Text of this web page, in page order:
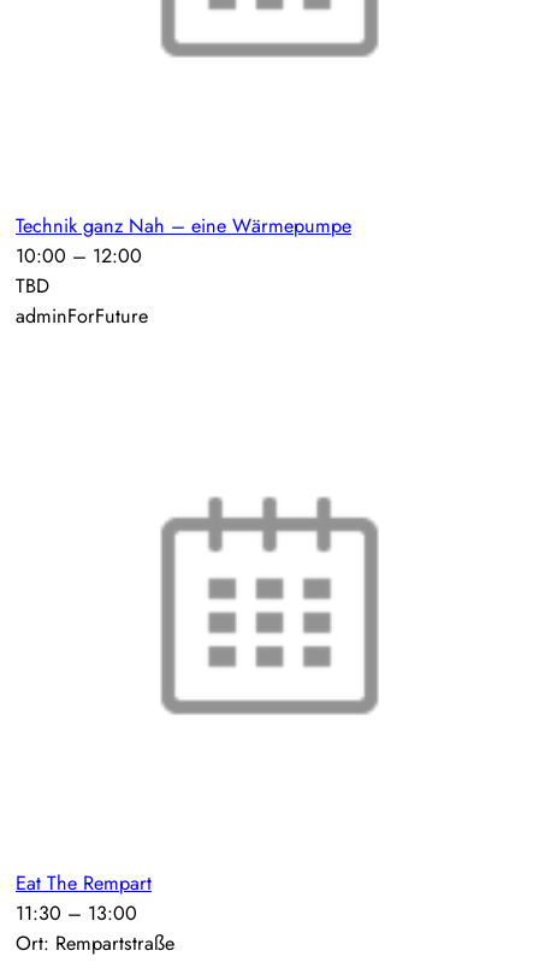
Technik ganz Nah – eine Wärmepumpe
10:00 – 12:00
TBD
adminForFuture
Eat The Rempart
11:30 – 13:00
Ort: Rempartstraße